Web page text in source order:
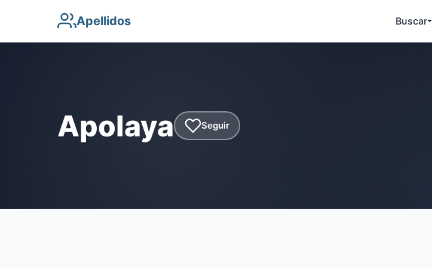
Apellidos Buscar
Apolaya Seguir